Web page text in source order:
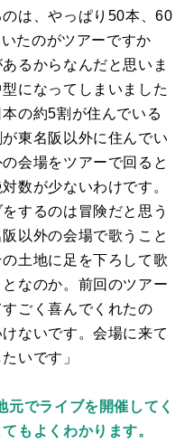
は、やっぱり50本、60
たのがツアーですか
るからなんだと思いま
になってしまいました
の約5割が住んでいる
東名阪以外に住んでい
会場をツアーで回ると
数が少ないわけです。
するのは冒険だと思う
以外の会場で歌うこと
土地に足を下ろして歌
なのか。前回のツアー
ごく喜んでくれたの
ないです。会場に来て
いです 」
でライブを開催してく
もよくわかります。